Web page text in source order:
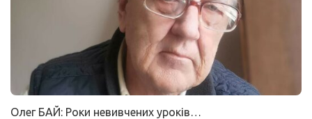
Олег БАЙ: Роки невивчених уроків…